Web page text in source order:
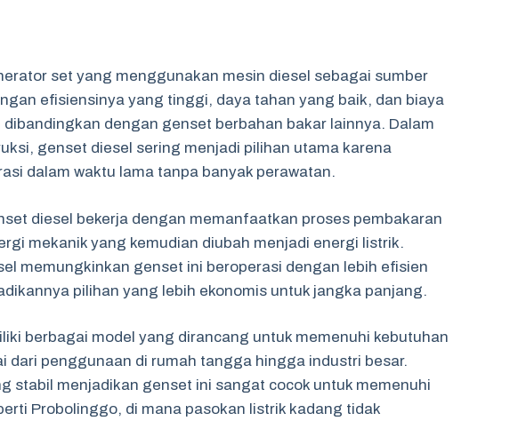
set yang menggunakan mesin diesel sebagai sumber
efisiensinya yang tinggi, daya tahan yang baik, dan biaya
dengan genset berbahan bakar lainnya. Dalam
genset diesel sering menjadi pilihan utama karena
dalam waktu lama tanpa banyak perawatan.
diesel bekerja dengan memanfaatkan proses pembakaran
mekanik yang kemudian diubah menjadi energi listrik.
memungkinkan genset ini beroperasi dengan lebih efisien
pilihan yang lebih ekonomis untuk jangka panjang.
berbagai model yang dirancang untuk memenuhi kebutuhan
dari penggunaan di rumah tangga hingga industri besar.
stabil menjadikan genset ini sangat cocok untuk memenuhi
Probolinggo, di mana pasokan listrik kadang tidak